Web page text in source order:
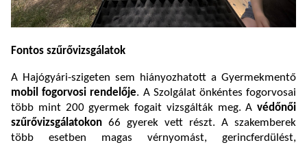
Fontos szűrővizsgálatok
A Hajógyári-szigeten sem hiányozhatott a Gyermekmentő
mobil fogorvosi rendelője. A Szolgálat önkéntes fogorvosai
több mint 200 gyermek fogait vizsgálták meg. A védőnői
szűrővizsgálatokon 66 gyerek vett részt. A szakemberek
több esetben magas vérnyomást, gerincferdülést,